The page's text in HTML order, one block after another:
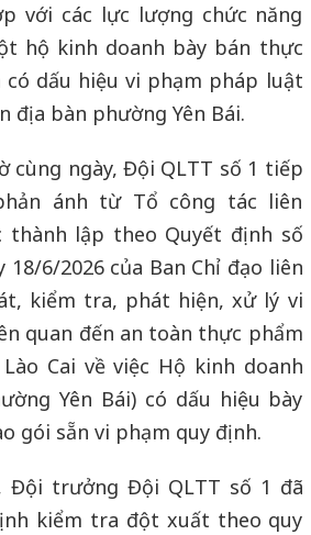
với các lực lượng chức năng
hộ kinh doanh bày bán thực
có dấu hiệu vi phạm pháp luật
địa bàn phường Yên Bái.
cùng ngày, Đội QLTT số 1 tiếp
ánh từ Tổ công tác liên
thành lập theo Quyết định số
18/6/2026 của Ban Chỉ đạo liên
kiểm tra, phát hiện, xử lý vi
quan đến an toàn thực phẩm
Cai về việc Hộ kinh doanh
Yên Bái) có dấu hiệu bày
gói sẵn vi phạm quy định.
Đội trưởng Đội QLTT số 1 đã
kiểm tra đột xuất theo quy